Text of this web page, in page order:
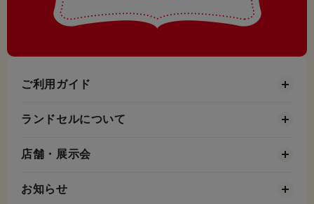
ご利用ガイド
ランドセルについて
店舗・展示会
お知らせ